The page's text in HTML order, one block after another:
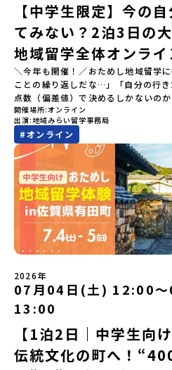
【中学生限定】今の
てみない？2泊3日の
地域留学全体オンラ
＼今年も開催！／おためし地域留学
ことの繰り返しだな…」「自分の行
点数（偏差値）で決めるしかないの
路にモヤモヤしているそこのあなた
あなたの「ワクワク（＝自分軸）」
択肢が、「地域みらい留学」です。
の高校に進学するなんて不安…」そ
にプチ体験できる【おためし地域留
ン説明会のアーカイブ（録画）を公
🔥／おためし地域留学 3つのワクワ
「圧倒的な感動」！教科書を読むだ
らではの大自然や歴史を「五感」で
伝統文化に触れたり、本物の冒険が
て」が「一生の友達」に変わる！全
い！」「今の自分を変えたい！」と
集合！地元の高校生と一緒にご飯を
で最高の仲間になる！🔥 ③宿泊費・
を離れる初めての一人旅でも大丈夫
ポートするので安心・安全です！ー
ーーーーーーーーー📺 全体オンライ
2026年4月22日に開催された説明会
の動画を見れば、あなたの「なんと
たい！」に変わるはず💡お家からリ
開催場所 オンライン
出演 地域みらい留学事務局
#オンライン
2026年
07月04日(土) 12:00
13:00
【1泊2日｜中学生向
伝統文化の町へ！